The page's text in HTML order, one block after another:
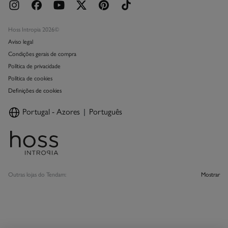
Hoss Intropia 2026©
Aviso legal
Condições gerais de compra
Política de privacidade
Política de cookies
Definições de cookies
Portugal - Azores Português
Outras lojas do Tendam: Mostrar